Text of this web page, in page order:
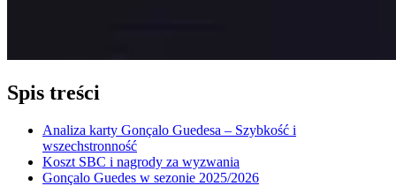
Spis treści
Analiza karty Gonçalo Guedesa – Szybkość i
wszechstronność
Koszt SBC i nagrody za wyzwania
Gonçalo Guedes w sezonie 2025/2026